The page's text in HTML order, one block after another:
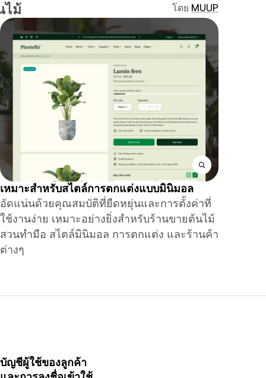
ไม้ โดย MUUP
เหมาะสำหรับสไตล์การตกแต่งแบบมินิมอล
อัดแน่นด้วยคุณสมบัติที่ยืดหยุ่นและการตั้งค่าที่
ใช้งานง่าย เหมาะอย่างยิ่งสำหรับร้านขายต้นไม้
สวนทำมือ สไตล์มินิมอล การตกแต่ง และร้านค้า
ต่างๆ
บัญชีผู้ใช้ของลูกค้า